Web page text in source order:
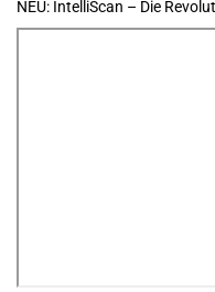
NEU: IntelliScan – Die